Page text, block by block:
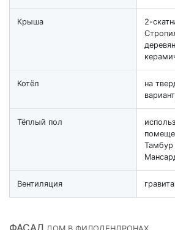
Крыша
2-
Котёл
на
Тёплый пол
Тамбур
Вентиляция
ФАСАД